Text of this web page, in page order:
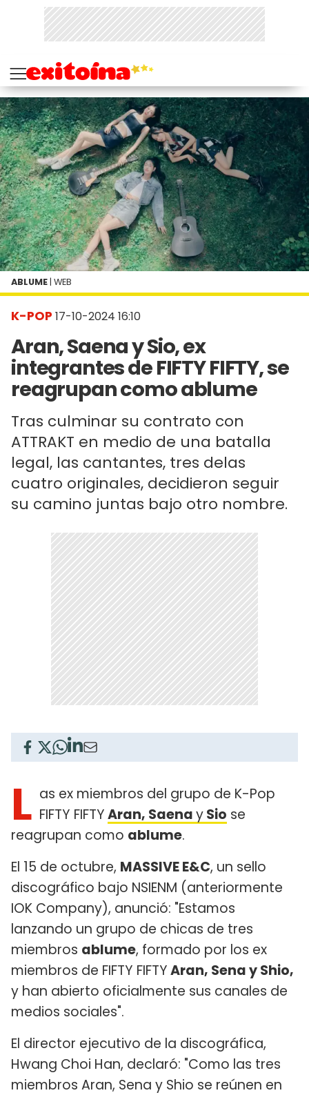
K-POP 17-10-2024 16:10
Aran, Saena y Sio, ex
integrantes de FIFTY FIFTY, se
reagrupan como ablume
Tras culminar su contrato con
ATTRAKT en medio de una batalla
legal, las cantantes, tres delas
cuatro originales, decidieron seguir
su camino juntas bajo otro nombre.
ABLUME | WEB
L as ex miembros del grupo de K-Pop
FIFTY FIFTYAran, SaenaySio se
reagrupan como ablume.
El 15 de octubre, MASSIVE E&C, un sello
discográfico bajo NSIENM (anteriormente
IOK Company), anunció: "Estamos
lanzando un grupo de chicas de tres
miembros ablume, formado por los ex
miembros de FIFTY FIFTYAran, Sena y Shio,
y han abierto oficialmente sus canales de
medios sociales".
El director ejecutivo de la discográfica,
Hwang Choi Han, declaró: "Como las tres
miembros Aran, Sena y Shio se reúnen en